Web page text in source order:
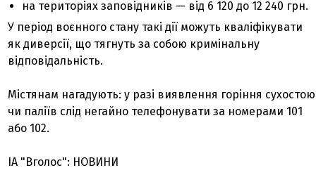
на територіях заповідників — від 6 120 до 12 240 грн.
У період воєнного стану такі дії можуть кваліфікувати
як диверсії, що тягнуть за собою кримінальну
відповідальність.
Містянам нагадують: у разі виявлення горіння сухостою
чи паліїв слід негайно телефонувати за номерами 101
або 102.
ІА "Вголос": НОВИНИ